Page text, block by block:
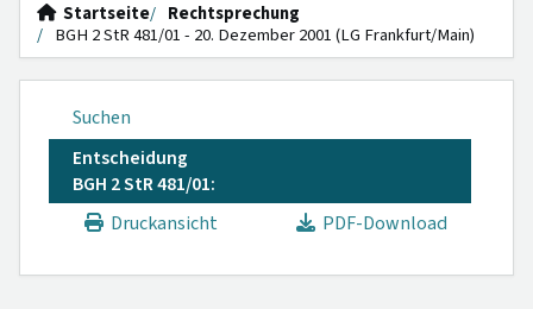
Startseite
Rechtsprechung
BGH 2 StR 481/01 - 20. Dezember 2001 (LG Frankfurt/Main)
Suchen
Entscheidung
BGH 2 StR 481/01:
Druckansicht
PDF-Download